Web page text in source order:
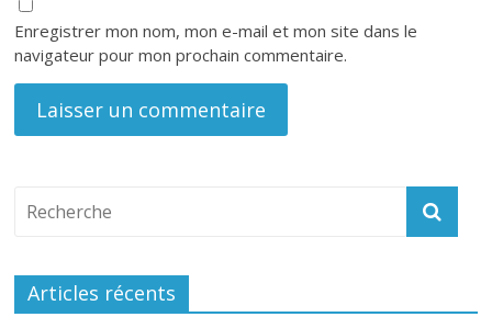
Enregistrer mon nom, mon e-mail et mon site dans le
navigateur pour mon prochain commentaire.
Articles récents